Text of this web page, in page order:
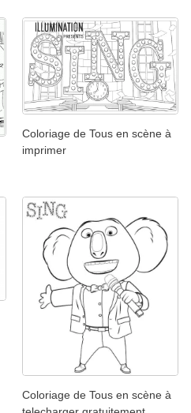
Coloriage de Tous en scène à
imprimer
Coloriage de Tous en scène à